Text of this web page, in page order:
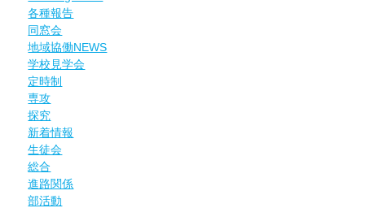
各種報告
同窓会
地域協働NEWS
学校見学会
定時制
専攻
探究
新着情報
生徒会
総合
進路関係
部活動